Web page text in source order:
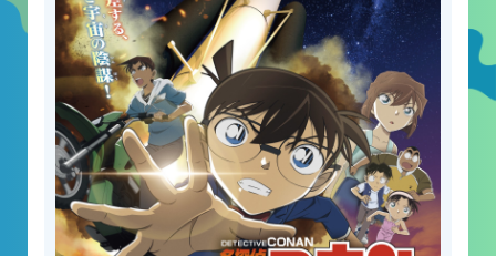
スペースシアター
実験工作室
ミュージアムショップ
レストラン
あそびの部屋
マルチメディアコーナー